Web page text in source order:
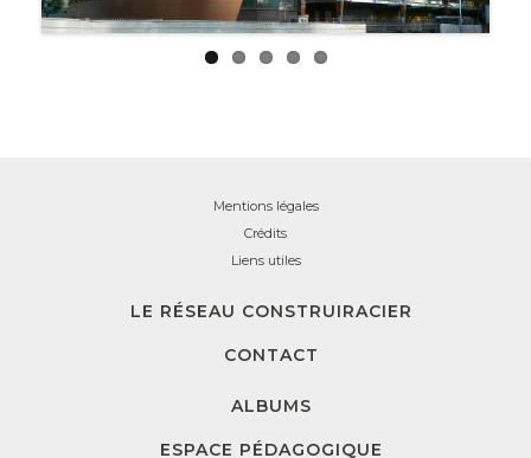
Mentions légales
Crédits
Liens utiles
LE RÉSEAU CONSTRUIRACIER
CONTACT
ALBUMS
ESPACE PÉDAGOGIQUE